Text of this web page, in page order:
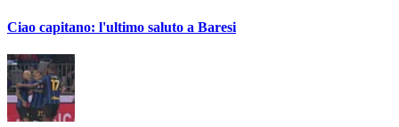
Ciao capitano: l'ultimo saluto a Baresi